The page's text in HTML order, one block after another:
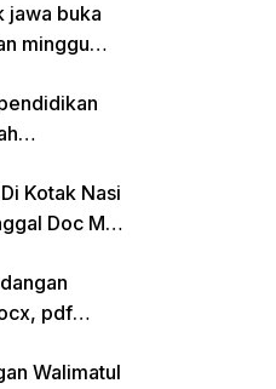
jawa buka
minggu
Kotak Nasi
Doc Ms.
pdf
Walimatul